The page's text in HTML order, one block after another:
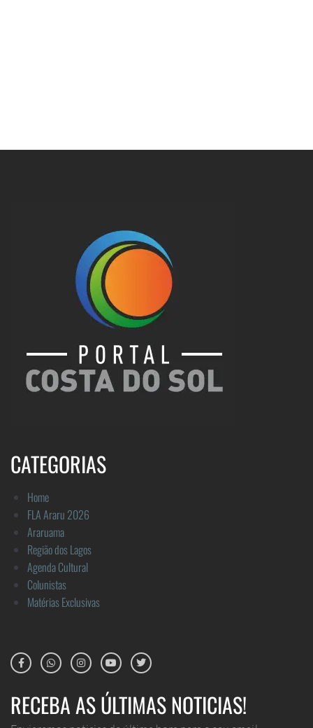
CATEGORIAS
Home
FLA Araru 2026
Araruama
Região dos Lagos
Agenda Cultural
Colunistas
Matérias Exclusivas
RECEBA AS ÚLTIMAS NOTICIAS!